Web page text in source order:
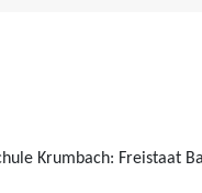
Krumbach: Freistaat